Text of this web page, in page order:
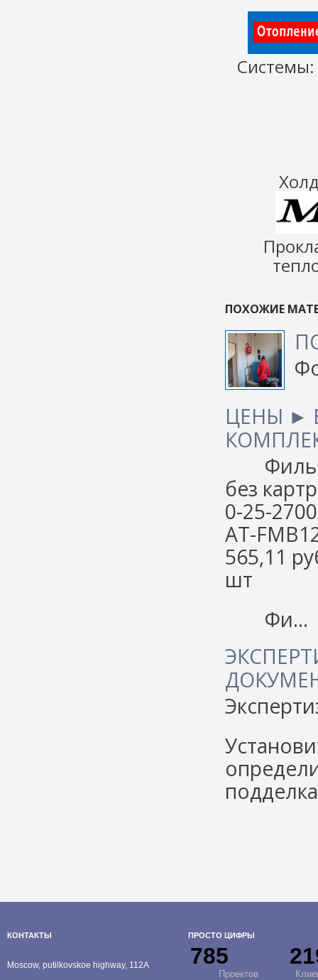
Системы:
ПОХОЖИЕ
ЦЕНЫ ►
без
0-25-
AT-
565,11
шт
Фи…
КОНТАКТЫ
Moscow, putilkovskoe highway, 112A
ПРОСТО ЦИФРЫ
785
Проектов